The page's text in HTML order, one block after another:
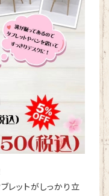
レットがしっかり立